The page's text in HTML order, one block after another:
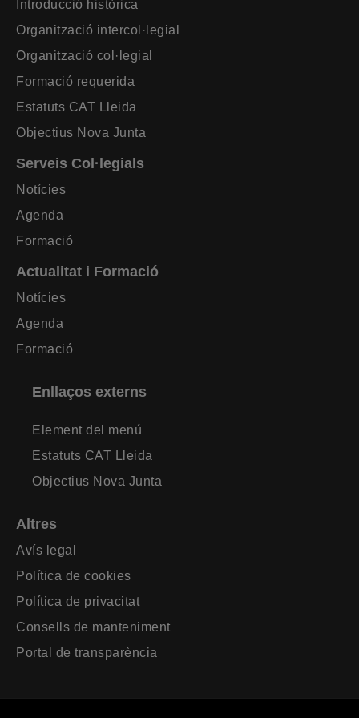
Introducció històrica
Organització intercol·legial
Organització col·legial
Formació requerida
Estatuts CAT Lleida
Objectius Nova Junta
Serveis Col·legials
Notícies
Agenda
Formació
Actualitat i Formació
Notícies
Agenda
Formació
Enllaços externs
Element del menú
Estatuts CAT Lleida
Objectius Nova Junta
Altres
Avís legal
Política de cookies
Política de privacitat
Consells de manteniment
Portal de transparència